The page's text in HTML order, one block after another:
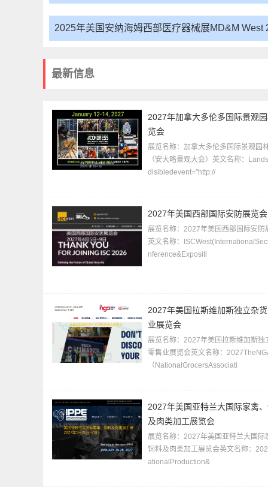
2025年美国安纳海姆西部医疗器械展MD&M West
最新信息
2027年加拿大多伦多国际景观
览会
展览名称：加拿大多伦多国际景观园
（安大略景观大会）英文名称：
disibledevent="http://
2027年美国西部国际安防展览会
展览名称：2027年美国西部国际安防
英文名称：
nference&Expositi
2027年美国拉斯维加斯独立杂
业展览会
展览名称：2027年美国拉斯维加斯独
零售业展览会英文名称：
（NationalGrocersAssociati
2027年美国亚特兰大国际家禽
及肉类加工展览会
展览名称：2027年美国亚特兰大国际
饲料及肉类加工展览会英文名称：
ationalProduction&